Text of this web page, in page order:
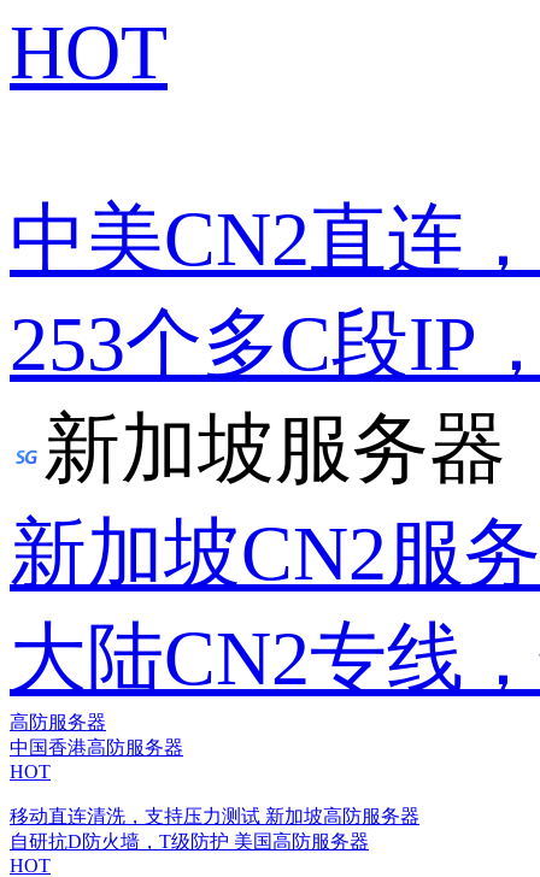
HOT
中美CN2直连
253个多C段IP
新加坡服务器
新加坡CN2服
大陆CN2专线
高防服务器
中国香港高防服务器
HOT
移动直连清洗，支持压力测试 新加坡高防服务器
自研抗D防火墙，T级防护 美国高防服务器
HOT